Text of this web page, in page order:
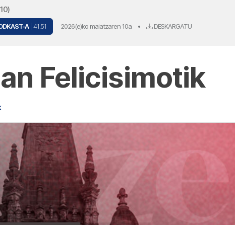
A | 41:51 2026(e)ko maiatzaren 10a • DESKARGATU
Felicisimotik